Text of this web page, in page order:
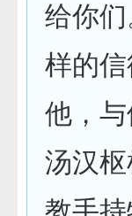
给你
样的
他，与
汤汉